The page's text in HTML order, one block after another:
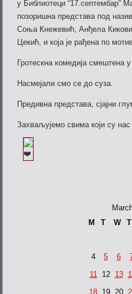
у Библиотеци “17.септембар”
позоришна представа под
Соња Кнежевић, Анђела
Цекић, и која је рађена по
Гротескна комедија смештена
Насмејали смо се до суза.
Предивна представа, сјајни
Захваљујемо свима који су
M
T W T
4
5 6
11
12 13
18 19 20